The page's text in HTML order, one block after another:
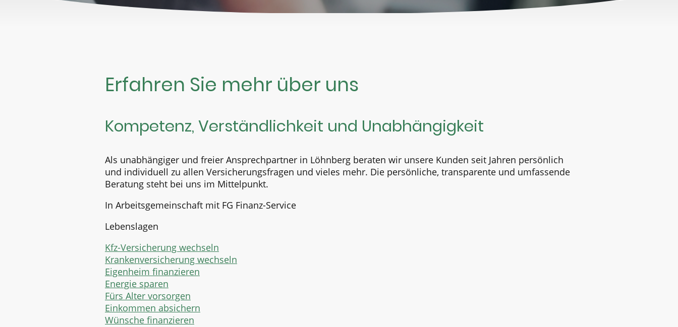
Erfahren Sie mehr über uns
Kompetenz, Verständlichkeit und Unabhängigkeit
Als unabhängiger und freier Ansprechpartner in Löhnberg beraten wir unsere Kunden seit Jahren persönlich
und individuell zu allen Versicherungsfragen und vieles mehr. Die persönliche, transparente und umfassende
Beratung steht bei uns im Mittelpunkt.
In Arbeitsgemeinschaft mit FG Finanz-Service
Lebenslagen
Kfz-Versicherung wechseln
Krankenversicherung wechseln
Eigenheim finanzieren
Energie sparen
Fürs Alter vorsorgen
Einkommen absichern
Wünsche finanzieren